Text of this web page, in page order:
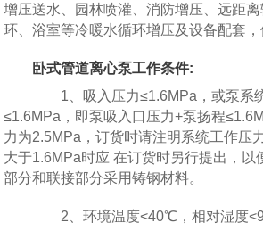
增压送水、园林喷灌、消防增压、远距
环、浴室等冷暖水循环增压及设备配套
卧式管道离心泵工作条件:
1、吸入压力≤1.6MPa，或泵系
≤1.6MPa，即泵吸入口压力+泵扬程
力为2.5MPa，订货时请注明系统工作压
大于1.6MPa时应 在订货时另行提出，以
部分和联接部分采用铸钢材料。
2、环境温度<40℃，相对湿度